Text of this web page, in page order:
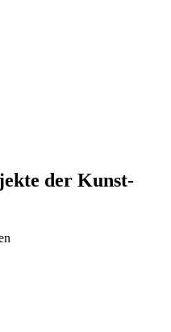
der Kunst-